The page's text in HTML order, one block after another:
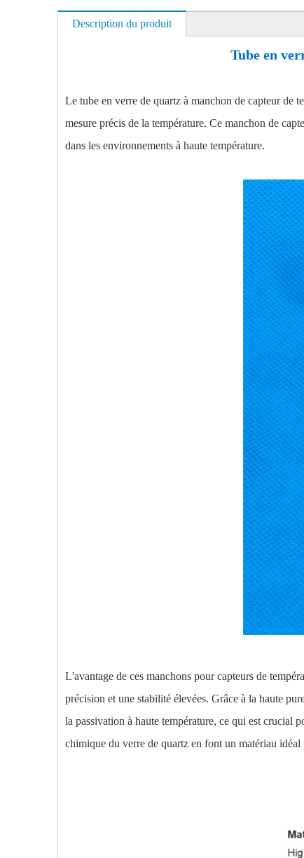
Description du produit
Tube en
Le tube en verre de quartz à manchon de capteur de
mesure précis de la température. Ce manchon de
dans les environnements à haute température.
L'avantage de ces manchons pour capteurs de
précision et une stabilité élevées. Grâce à la haute
la passivation à haute température, ce qui est crucial
chimique du verre de quartz en font un matériau idéal